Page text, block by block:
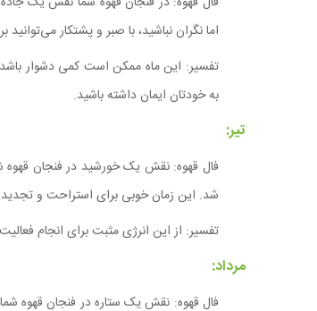
اما نگران نباشید، با صبر و پشتکار می‌توانید
تفسیر: این ماه ممکن است کمی دشوار باشد،
به خودتان ایمان داشته باشید.
تیر:
فال قهوه: نقش یک خورشید در فنجان قهوه
شد. این زمان خوبی برای استراحت و
تفسیر: از این انرژی مثبت برای انجام
مرداد:
فال قهوه: نقش یک ستاره در فنجان قهوه